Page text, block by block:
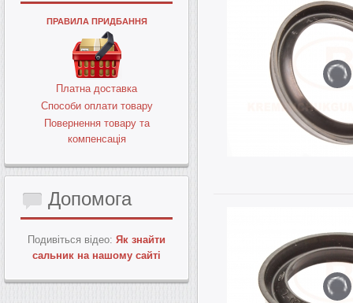
ПРАВИЛА ПРИДБАННЯ
Платна доставка
Способи оплати товару
Повернення товару та
компенсація
Допомога
Подивіться відео: Як знайти
сальник на нашому сайті